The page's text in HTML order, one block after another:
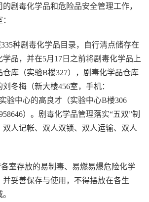
毒化学品和危险品安全管理工作，
种剧毒化学品目录，自行清点储存在
品，并在5月17日之前将剧毒化学品上
仓库（实验B楼327），剧毒化学品仓库
冬梅（新大楼456室，手机：
验中心的高良才（实验中心B楼306
）。剧毒化学品管理落实“五双”制
双人记帐、双人双锁、双人运输、双人
室存放的易制毒、易燃易爆危险化学
并妥善保存与使用，不得摆放在各生